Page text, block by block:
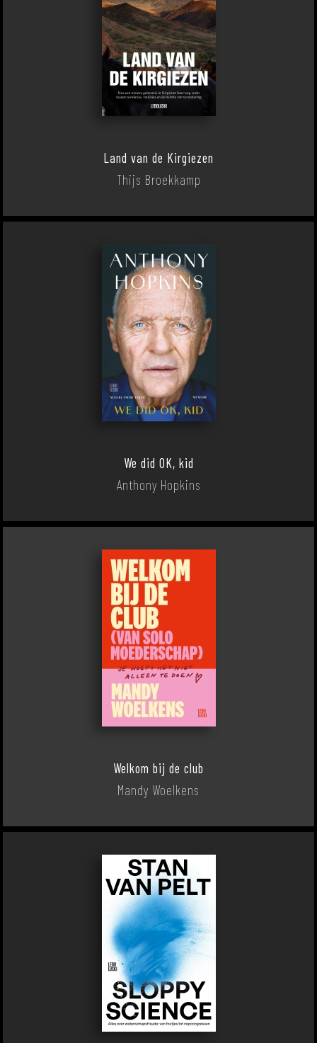
Land van de Kirgiezen
Thijs Broekkamp
We did OK, kid
Anthony Hopkins
Welkom bij de club
Mandy Woelkens